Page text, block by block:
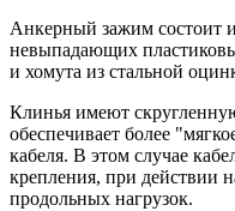
Анкерный зажим состоит
невыпадающих
и хомута из стальной
Клинья имеют
обеспечивает более
кабеля. В этом случае
крепления, при действии
продольных нагрузок.